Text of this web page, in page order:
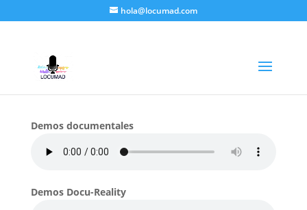
hola@locumad.com
Alfonso, Antonio
porCarlos Moreno
Demos documentales
Demos Docu-Reality